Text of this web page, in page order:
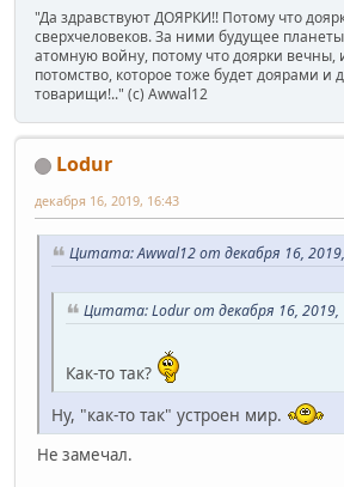
"Да здравствуют ДОЯРКИ!! Потому что
сверхчеловеков. За ними будущее
атомную войну, потому что доярки вечны,
потомство, которое тоже будет доярами и
товарищи!.." (c) Awwal12
Lodur
декабря 16, 2019, 16:43
Цитата: Awwal12 от декабря 16,
Цитата: Lodur от декабря 16, 2019,
Как-то так?
Ну, "как-то так" устроен мир.
Не замечал.